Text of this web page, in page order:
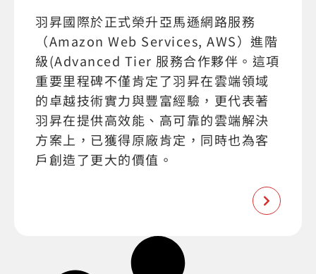
羽昇國際於正式榮升亞馬遜網路服務
（Amazon Web Services, AWS）進階
級(Advanced Tier 服務合作夥伴。這項
重要里程碑不僅肯定了羽昇在雲端領域
的卓越技術實力與豐富經驗，更代表著
羽昇在提供高效能、高可靠的雲端解決
方案上，已獲得原廠肯定，同時也為客
戶創造了更大的價值。